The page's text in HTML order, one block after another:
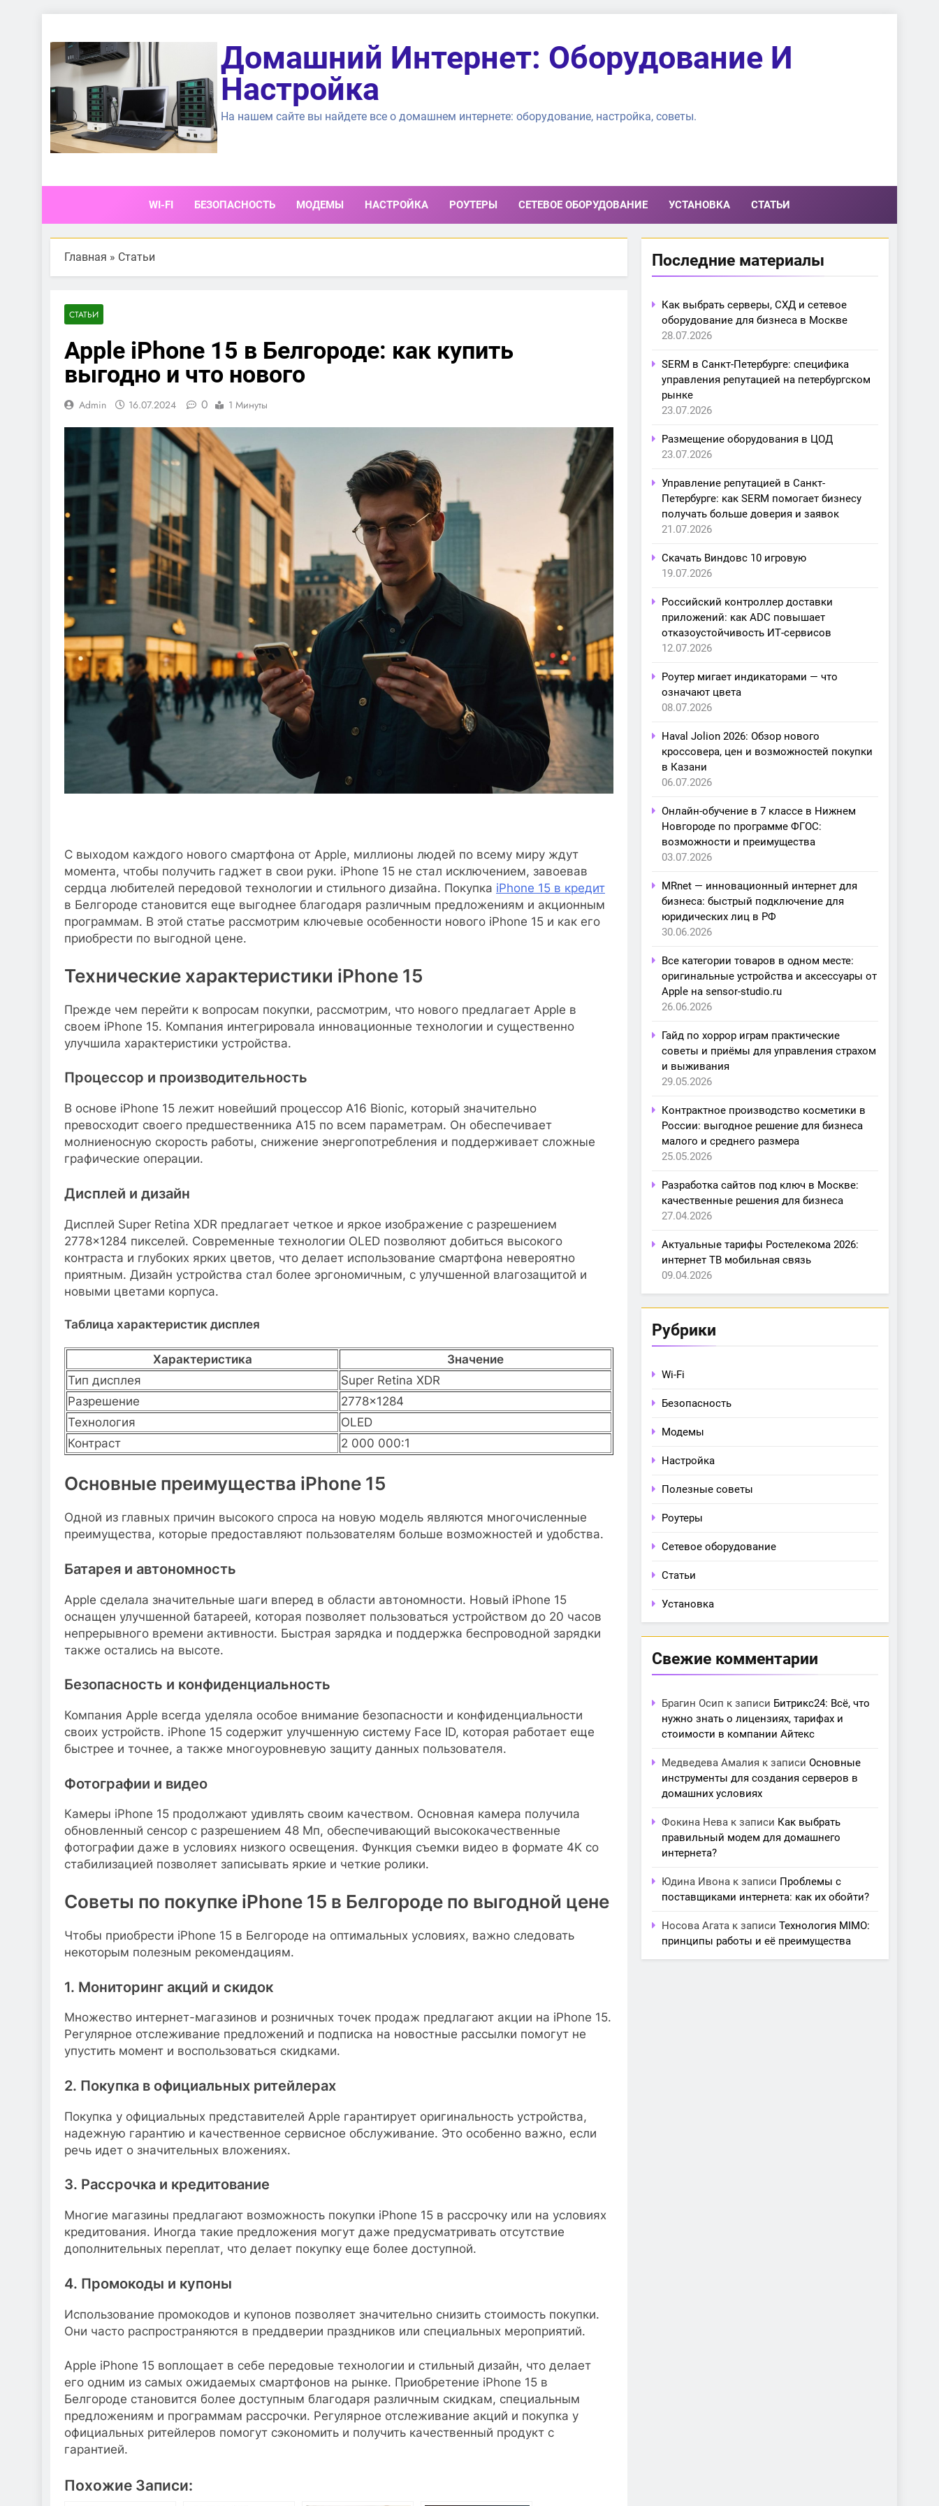
содержимому
Домашний Интернет: Оборудование И
Настройка
На нашем сайте вы найдете все о домашнем интернете: оборудование, настройка, советы.
WI-FI БЕЗОПАСНОСТЬ МОДЕМЫ НАСТРОЙКА РОУТЕРЫ СЕТЕВОЕ ОБОРУДОВАНИЕ УСТАНОВКА СТАТЬИ
Главная » Статьи
СТАТЬИ
Apple iPhone 15 в Белгороде: как купить
выгодно и что нового
Admin 16.07.2024 0 1 Минуты
С выходом каждого нового смартфона от Apple, миллионы людей по всему миру ждут
момента, чтобы получить гаджет в свои руки. iPhone 15 не стал исключением, завоевав
сердца любителей передовой технологии и стильного дизайна. Покупка iPhone 15 в кредит
в Белгороде становится еще выгоднее благодаря различным предложениям и акционным
программам. В этой статье рассмотрим ключевые особенности нового iPhone 15 и как его
приобрести по выгодной цене.
Технические характеристики iPhone 15
Прежде чем перейти к вопросам покупки, рассмотрим, что нового предлагает Apple в
своем iPhone 15. Компания интегрировала инновационные технологии и существенно
улучшила характеристики устройства.
Процессор и производительность
В основе iPhone 15 лежит новейший процессор A16 Bionic, который значительно
превосходит своего предшественника A15 по всем параметрам. Он обеспечивает
молниеносную скорость работы, снижение энергопотребления и поддерживает сложные
графические операции.
Дисплей и дизайн
Дисплей Super Retina XDR предлагает четкое и яркое изображение с разрешением
2778×1284 пикселей. Современные технологии OLED позволяют добиться высокого
контраста и глубоких ярких цветов, что делает использование смартфона невероятно
приятным. Дизайн устройства стал более эргономичным, с улучшенной влагозащитой и
новыми цветами корпуса.
Таблица характеристик дисплея
Характеристика
Значение
Тип дисплея
Super Retina XDR
Разрешение
2778×1284
Технология
OLED
Контраст
2 000 000:1
Основные преимущества iPhone 15
Одной из главных причин высокого спроса на новую модель являются многочисленные
преимущества, которые предоставляют пользователям больше возможностей и удобства.
Батарея и автономность
Apple сделала значительные шаги вперед в области автономности. Новый iPhone 15
оснащен улучшенной батареей, которая позволяет пользоваться устройством до 20 часов
непрерывного времени активности. Быстрая зарядка и поддержка беспроводной зарядки
также остались на высоте.
Безопасность и конфиденциальность
Компания Apple всегда уделяла особое внимание безопасности и конфиденциальности
своих устройств. iPhone 15 содержит улучшенную систему Face ID, которая работает еще
быстрее и точнее, а также многоуровневую защиту данных пользователя.
Фотографии и видео
Камеры iPhone 15 продолжают удивлять своим качеством. Основная камера получила
обновленный сенсор с разрешением 48 Мп, обеспечивающий высококачественные
фотографии даже в условиях низкого освещения. Функция съемки видео в формате 4K со
стабилизацией позволяет записывать яркие и четкие ролики.
Советы по покупке iPhone 15 в Белгороде по выгодной цене
Чтобы приобрести iPhone 15 в Белгороде на оптимальных условиях, важно следовать
некоторым полезным рекомендациям.
1. Мониторинг акций и скидок
Множество интернет-магазинов и розничных точек продаж предлагают акции на iPhone 15.
Регулярное отслеживание предложений и подписка на новостные рассылки помогут не
упустить момент и воспользоваться скидками.
2. Покупка в официальных ритейлерах
Покупка у официальных представителей Apple гарантирует оригинальность устройства,
надежную гарантию и качественное сервисное обслуживание. Это особенно важно, если
речь идет о значительных вложениях.
3. Рассрочка и кредитование
Многие магазины предлагают возможность покупки iPhone 15 в рассрочку или на условиях
кредитования. Иногда такие предложения могут даже предусматривать отсутствие
дополнительных переплат, что делает покупку еще более доступной.
4. Промокоды и купоны
Использование промокодов и купонов позволяет значительно снизить стоимость покупки.
Они часто распространяются в преддверии праздников или специальных мероприятий.
Apple iPhone 15 воплощает в себе передовые технологии и стильный дизайн, что делает
его одним из самых ожидаемых смартфонов на рынке. Приобретение iPhone 15 в
Белгороде становится более доступным благодаря различным скидкам, специальным
предложениям и программам рассрочки. Регулярное отслеживание акций и покупка у
официальных ритейлеров помогут сэкономить и получить качественный продукт с
гарантией.
Похожие Записи:
Последние материалы
Как выбрать серверы, СХД и сетевое
оборудование для бизнеса в Москве
28.07.2026
SERM в Санкт-Петербурге: специфика
управления репутацией на петербургском
рынке
23.07.2026
Размещение оборудования в ЦОД
23.07.2026
Управление репутацией в Санкт-
Петербурге: как SERM помогает бизнесу
получать больше доверия и заявок
21.07.2026
Скачать Виндовс 10 игровую
19.07.2026
Российский контроллер доставки
приложений: как ADC повышает
отказоустойчивость ИТ-сервисов
12.07.2026
Роутер мигает индикаторами — что
означают цвета
08.07.2026
Haval Jolion 2026: Обзор нового
кроссовера, цен и возможностей покупки
в Казани
06.07.2026
Онлайн-обучение в 7 классе в Нижнем
Новгороде по программе ФГОС:
возможности и преимущества
03.07.2026
MRnet — инновационный интернет для
бизнеса: быстрый подключение для
юридических лиц в РФ
30.06.2026
Все категории товаров в одном месте:
оригинальные устройства и аксессуары от
Apple на sensor-studio.ru
26.06.2026
Гайд по хоррор играм практические
советы и приёмы для управления страхом
и выживания
29.05.2026
Контрактное производство косметики в
России: выгодное решение для бизнеса
малого и среднего размера
25.05.2026
Разработка сайтов под ключ в Москве:
качественные решения для бизнеса
27.04.2026
Актуальные тарифы Ростелекома 2026:
интернет ТВ мобильная связь
09.04.2026
Рубрики
Wi-Fi
Безопасность
Модемы
Настройка
Полезные советы
Роутеры
Сетевое оборудование
Статьи
Установка
Свежие комментарии
Брагин Осип к записи Битрикс24: Всё, что
нужно знать о лицензиях, тарифах и
стоимости в компании Айтекс
Медведева Амалия к записи Основные
инструменты для создания серверов в
домашних условиях
Фокина Нева к записи Как выбрать
правильный модем для домашнего
интернета?
Юдина Ивона к записи Проблемы с
поставщиками интернета: как их обойти?
Носова Агата к записи Технология MIMO:
принципы работы и её преимущества